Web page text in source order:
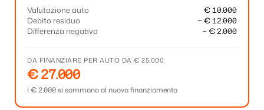
Valutazione auto
€ 10.000
Debito residuo
− € 12.000
Differenza negativa
− € 2.000
DA FINANZIARE PER AUTO DA € 25.000
€ 27.000
I € 2.000 si sommano al nuovo finanziamento